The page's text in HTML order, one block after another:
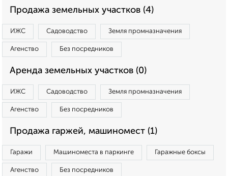
Продажа земельных участков (4)
ИЖС Садоводство Земля промназначения
Агенство Без посредников
Аренда земельных участков (0)
ИЖС Садоводство Земля промназначения
Агенство Без посредников
Продажа гаржей, машиномест (1)
Гаражи Машиноместа в паркинге Гаражные боксы
Агенство Без посредников